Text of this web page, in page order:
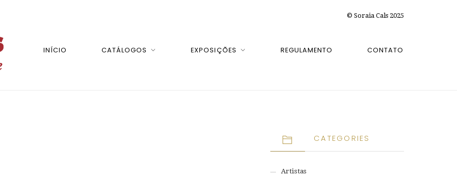
© Soraia Cals 2025
INÍCIO CATÁLOGOS EXPOSIÇÕES REGULAMENTO CONTATO
CATEGORIES
Artistas